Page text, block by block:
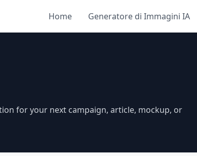
Home Generatore di Immagini IA
for your next campaign, article, mockup, or